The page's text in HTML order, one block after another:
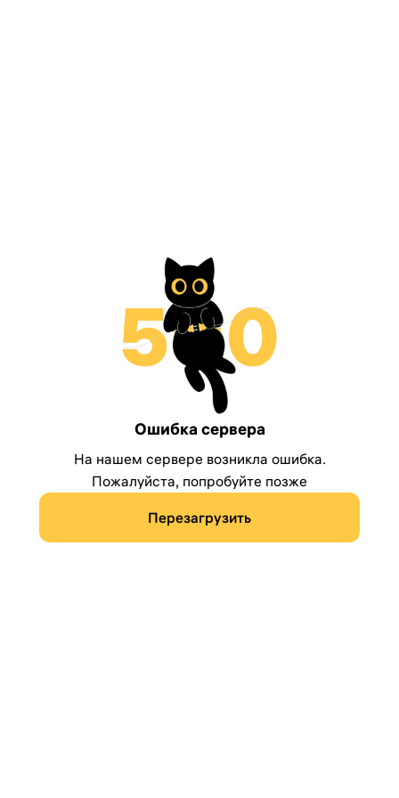
Ошибка сервера
На нашем сервере возникла ошибка.
Пожалуйста, попробуйте позже
Перезагрузить